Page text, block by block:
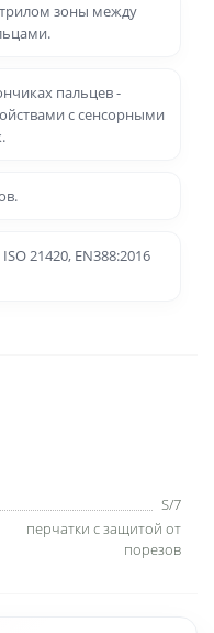
зоны между
пальцев -
с сенсорными
21420, EN388:2016
S/7
перчатки с защитой от
порезов